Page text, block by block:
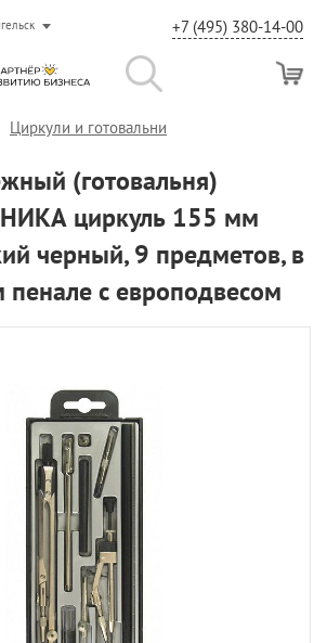
+7 (495) 380-14-00
Циркули и готовальни
(готовальня)
циркуль 155 мм
черный, 9 предметов, в
пенале с европодвесом